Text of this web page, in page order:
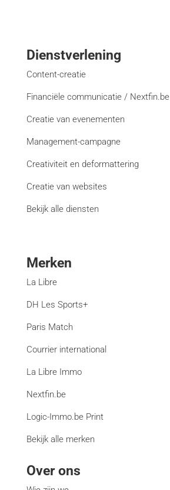
Dienstverlening
Content-creatie
Financiële communicatie / Nextfin.be
Creatie van evenementen
Management-campagne
Creativiteit en deformattering
Creatie van websites
Bekijk alle diensten
Merken
La Libre
DH Les Sports+
Paris Match
Courrier international
La Libre Immo
Nextfin.be
Logic-Immo.be Print
Bekijk alle merken
Over ons